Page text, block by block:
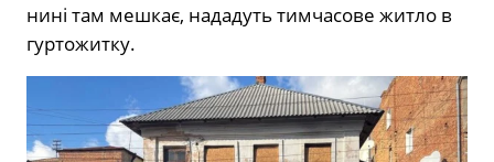
нині там мешкає, нададуть тимчасове житло в
гуртожитку.